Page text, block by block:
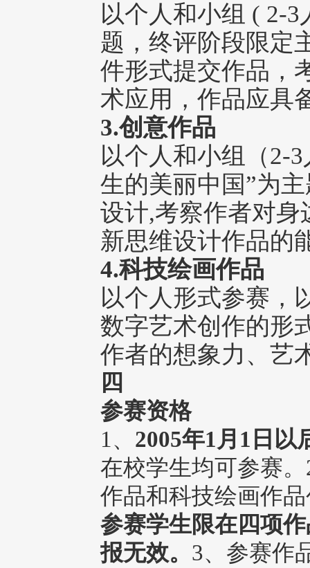
以个人和小组 ( 2-
题，终评阶段限定
件形式提交作品，
术应用，作品应具
3.创意作品
以个人和小组（2-
生的美丽中国”为
设计,考察作者对
新思维设计作品的
4.科技绘画作品
以个人形式参赛，
数字艺术创作的形
作者的想象力、艺
四
参赛资格
1、 2005年1月1日以
在校学生均可参赛
作品和科技绘画作
参赛学生限在四项
报无效。 3、参赛作